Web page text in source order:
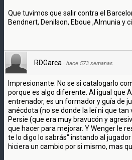
Que tuvimos que salir contra el
Bendnert, Denilson, Eboue ,Almunia y
RDGarca · hace 573 semanas
Impresionante. No se si catalogarlo
porque es algo diferente. Al igual que
entrenador, es un formador y guía de
anécdota (no se donde la leí ni que tan
Persie (que era muy bravucón y
que hacer para mejorar. Y Wenger le
te lo digo lo sabrás" instando al
hiciera un cambio por si mismo, mas